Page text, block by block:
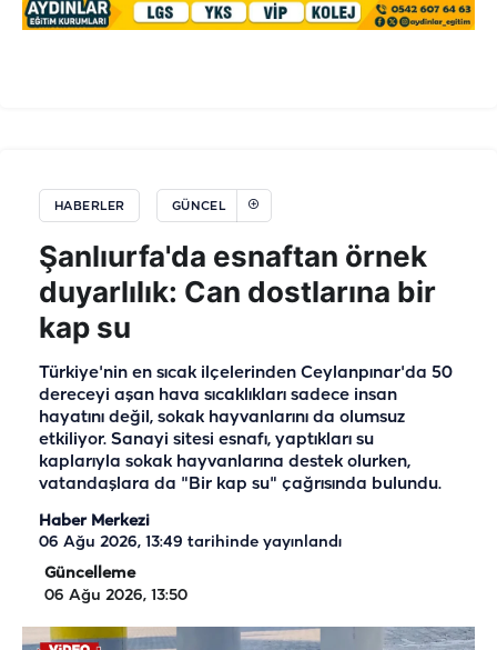
HABERLER GÜNCEL
Şanlıurfa'da esnaftan örnek
duyarlılık: Can dostlarına bir
kap su
Türkiye'nin en sıcak ilçelerinden Ceylanpınar'da 50
dereceyi aşan hava sıcaklıkları sadece insan
hayatını değil, sokak hayvanlarını da olumsuz
etkiliyor. Sanayi sitesi esnafı, yaptıkları su
kaplarıyla sokak hayvanlarına destek olurken,
vatandaşlara da "Bir kap su" çağrısında bulundu.
Haber Merkezi
06 Ağu 2026, 13:49 tarihinde yayınlandı
Güncelleme
06 Ağu 2026, 13:50